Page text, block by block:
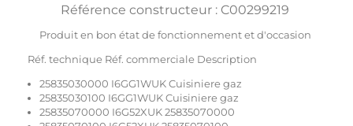
Référence constructeur : C00299219
Produit en bon état de fonctionnement et d'occasion
Réf. technique Réf. commerciale Description
25835030000 I6GG1WUK Cuisiniere gaz
25835030100 I6GG1WUK Cuisiniere gaz
25835070000 I6G52XUK 25835070000